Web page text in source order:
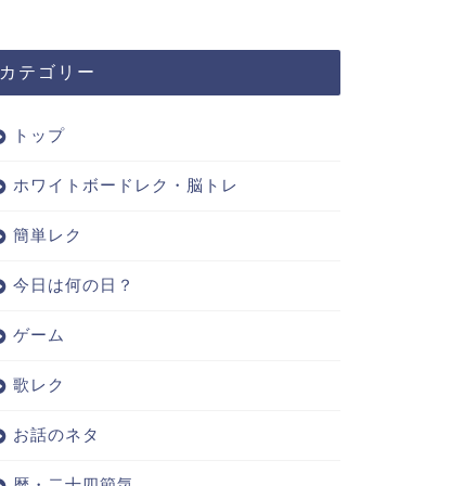
カテゴリー
トップ
ホワイトボードレク・脳トレ
簡単レク
今日は何の日？
ゲーム
歌レク
お話のネタ